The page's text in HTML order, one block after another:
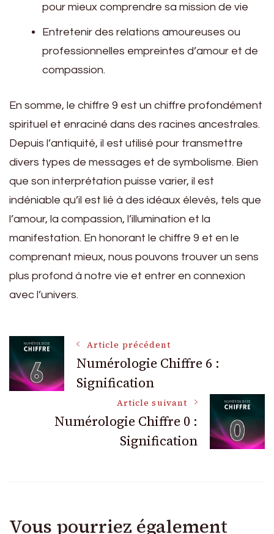
pour mieux comprendre sa mission de vie
Entretenir des relations amoureuses ou
professionnelles empreintes d’amour et de
compassion.
En somme, le chiffre 9 est un chiffre profondément
spirituel et enraciné dans des racines ancestrales.
Depuis l’antiquité, il est utilisé pour transmettre
divers types de messages et de symbolisme. Bien
que son interprétation puisse varier, il est
indéniable qu’il est lié à des idéaux élevés, tels que
l’amour, la compassion, l’illumination et la
manifestation. En honorant le chiffre 9 et en le
comprenant mieux, nous pouvons trouver un sens
plus profond à notre vie et entrer en connexion
avec l’univers.
Navigation
des
articles
Article précédent
Numérologie Chiffre 6 :
Signification
Article suivant
Numérologie Chiffre 0 :
Signification
Vous pourriez également